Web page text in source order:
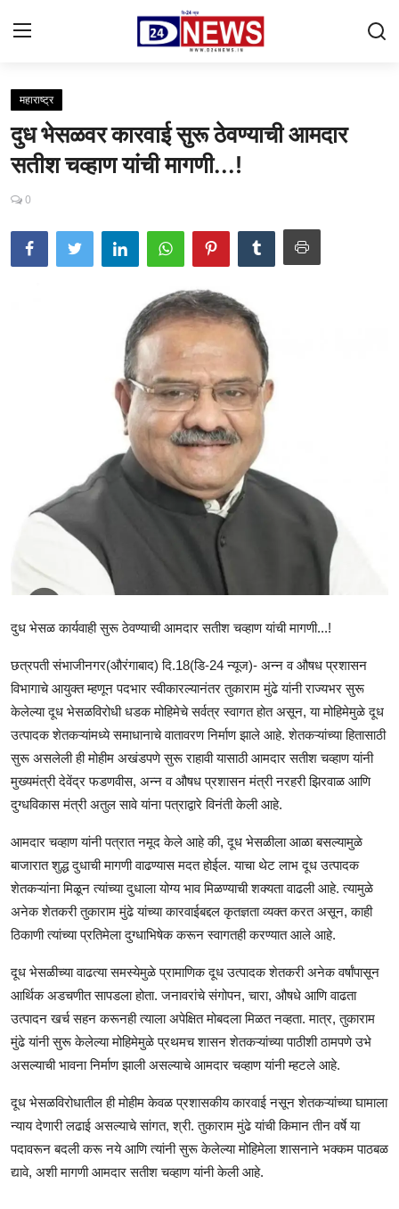
Gallery
Contact
राष्ट्रीय
महाराष्ट्र
शहर
साहित्य
आर्थिक
सामाजिक
महाराष्ट्र
दुध भेसळवर कारवाई सुरू ठेवण्याची आमदार
सतीश चव्हाण यांची मागणी...!
0
दुध भेसळ कार्यवाही सुरू ठेवण्याची आमदार सतीश चव्हाण यांची मागणी...!
छत्रपती संभाजीनगर(औरंगाबाद) दि.18(डि-24 न्यूज)- अन्न व औषध प्रशासन
विभागाचे आयुक्त म्हणून पदभार स्वीकारल्यानंतर तुकाराम मुंढे यांनी राज्यभर सुरू
केलेल्या दूध भेसळविरोधी धडक मोहिमेचे सर्वत्र स्वागत होत असून, या मोहिमेमुळे दूध
उत्पादक शेतकऱ्यांमध्ये समाधानाचे वातावरण निर्माण झाले आहे. शेतकऱ्यांच्या हितासाठी
सुरू असलेली ही मोहीम अखंडपणे सुरू राहावी यासाठी आमदार सतीश चव्हाण यांनी
मुख्यमंत्री देवेंद्र फडणवीस, अन्न व औषध प्रशासन मंत्री नरहरी झिरवाळ आणि
दुग्धविकास मंत्री अतुल सावे यांना पत्राद्वारे विनंती केली आहे.
आमदार चव्हाण यांनी पत्रात नमूद केले आहे की, दूध भेसळीला आळा बसल्यामुळे
बाजारात शुद्ध दुधाची मागणी वाढण्यास मदत होईल. याचा थेट लाभ दूध उत्पादक
शेतकऱ्यांना मिळून त्यांच्या दुधाला योग्य भाव मिळण्याची शक्यता वाढली आहे. त्यामुळे
अनेक शेतकरी तुकाराम मुंढे यांच्या कारवाईबद्दल कृतज्ञता व्यक्त करत असून, काही
ठिकाणी त्यांच्या प्रतिमेला दुग्धाभिषेक करून स्वागतही करण्यात आले आहे.
दूध भेसळीच्या वाढत्या समस्येमुळे प्रामाणिक दूध उत्पादक शेतकरी अनेक वर्षांपासून
आर्थिक अडचणीत सापडला होता. जनावरांचे संगोपन, चारा, औषधे आणि वाढता
उत्पादन खर्च सहन करूनही त्याला अपेक्षित मोबदला मिळत नव्हता. मात्र, तुकाराम
मुंढे यांनी सुरू केलेल्या मोहिमेमुळे प्रथमच शासन शेतकऱ्यांच्या पाठीशी ठामपणे उभे
असल्याची भावना निर्माण झाली असल्याचे आमदार चव्हाण यांनी म्हटले आहे.
दूध भेसळविरोधातील ही मोहीम केवळ प्रशासकीय कारवाई नसून शेतकऱ्यांच्या घामाला
न्याय देणारी लढाई असल्याचे सांगत, श्री. तुकाराम मुंढे यांची किमान तीन वर्षे या
पदावरून बदली करू नये आणि त्यांनी सुरू केलेल्या मोहिमेला शासनाने भक्कम पाठबळ
द्यावे, अशी मागणी आमदार सतीश चव्हाण यांनी केली आहे.